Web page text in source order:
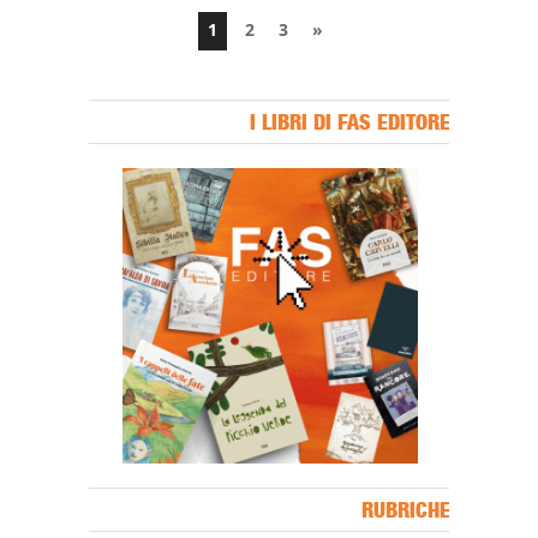
1 2 3 »
I LIBRI DI FAS EDITORE
RUBRICHE